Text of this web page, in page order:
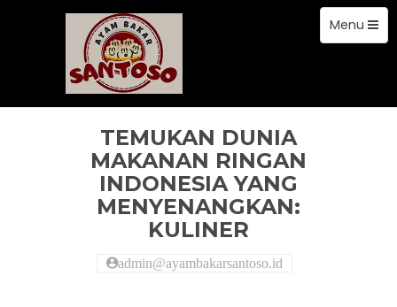
Toggle
navigation
Menu
TEMUKAN DUNIA
MAKANAN RINGAN
INDONESIA YANG
MENYENANGKAN:
KULINER
admin@ayambakarsantoso.id